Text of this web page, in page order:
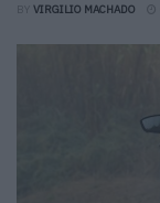
VIRGILIO MACHADO